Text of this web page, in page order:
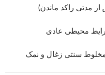
مدتی راکد ماندن)
محیطی عادی
سنتی زغال و نمک